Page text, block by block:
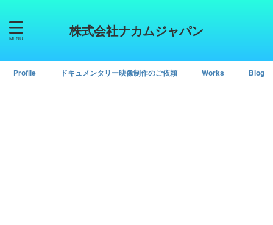
株式会社ナカムジャパン
Profile ドキュメンタリー映像制作のご依頼 Works Blog